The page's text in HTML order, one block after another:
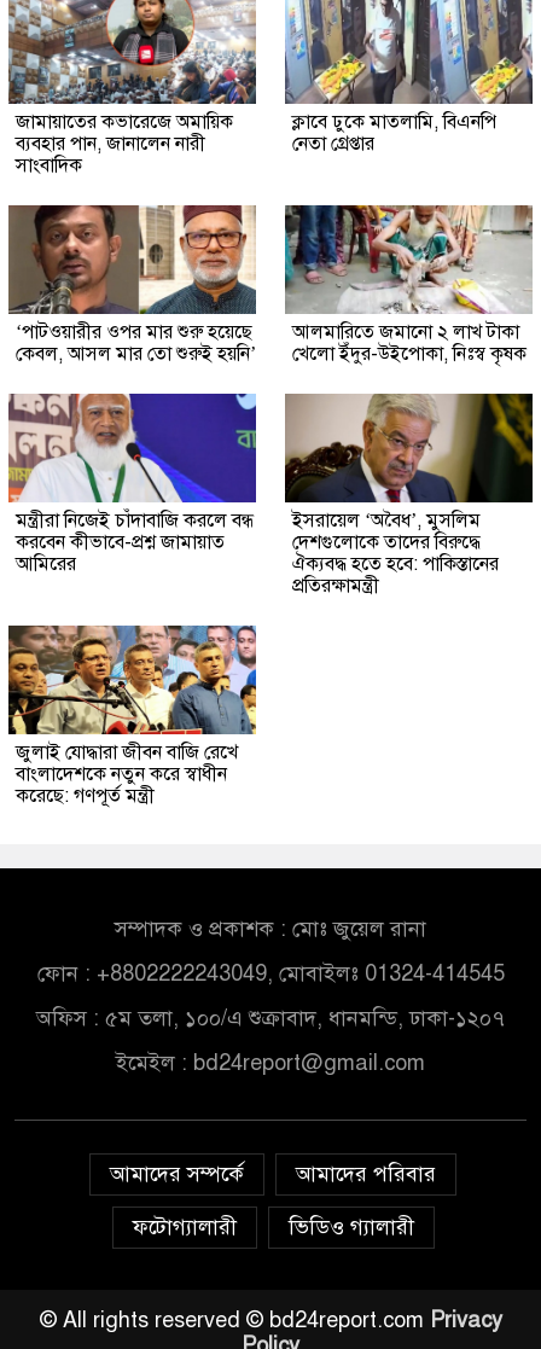
জামায়াতের কভারেজে অমায়িক
ব্যবহার পান, জানালেন নারী
সাংবাদিক
ক্লাবে ঢুকে মাতলামি, বিএনপি
নেতা গ্রেপ্তার
‘পাটওয়ারীর ওপর মার শুরু হয়েছে
কেবল, আসল মার তো শুরুই হয়নি’
আলমারিতে জমানো ২ লাখ টাকা
খেলো ইঁদুর-উইপোকা, নিঃস্ব কৃষক
মন্ত্রীরা নিজেই চাঁদাবাজি করলে বন্ধ
করবেন কীভাবে-প্রশ্ন জামায়াত
আমিরের
ইসরায়েল ‘অবৈধ’, মুসলিম
দেশগুলোকে তাদের বিরুদ্ধে
ঐক্যবদ্ধ হতে হবে: পাকিস্তানের
প্রতিরক্ষামন্ত্রী
জুলাই যোদ্ধারা জীবন বাজি রেখে
বাংলাদেশকে নতুন করে স্বাধীন
করেছে: গণপূর্ত মন্ত্রী
সম্পাদক ও প্রকাশক : মোঃ জুয়েল রানা
ফোন : +8802222243049, মোবাইলঃ 01324-414545
অফিস : ৫ম তলা, ১০০/এ শুক্রাবাদ, ধানমন্ডি, ঢাকা-১২০৭
ইমেইল : bd24report@gmail.com
আমাদের সম্পর্কে
আমাদের পরিবার
ফটোগ্যালারী
ভিডিও গ্যালারী
© All rights reserved © bd24report.com Privacy